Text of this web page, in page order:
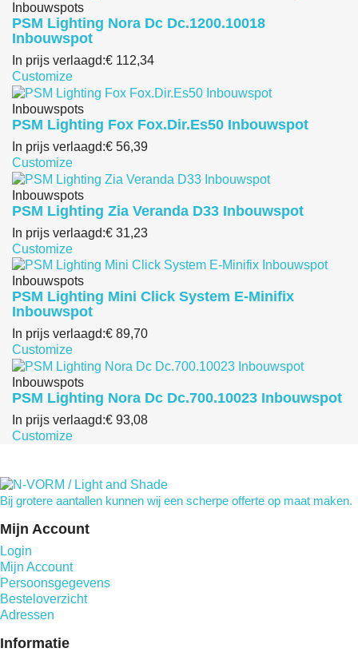
Inbouwspots
PSM Lighting Nora Dc Dc.1200.10018
Inbouwspot
In prijs verlaagd:€ 112,34
Customize
Inbouwspots
PSM Lighting Fox Fox.Dir.Es50 Inbouwspot
In prijs verlaagd:€ 56,39
Customize
Inbouwspots
PSM Lighting Zia Veranda D33 Inbouwspot
In prijs verlaagd:€ 31,23
Customize
Inbouwspots
PSM Lighting Mini Click System E-Minifix
Inbouwspot
In prijs verlaagd:€ 89,70
Customize
Inbouwspots
PSM Lighting Nora Dc Dc.700.10023 Inbouwspot
In prijs verlaagd:€ 93,08
Customize
Bij grotere aantallen kunnen wij een scherpe offerte op maat maken.
Mijn Account
Login
Mijn Account
Persoonsgegevens
Besteloverzicht
Adressen
Informatie